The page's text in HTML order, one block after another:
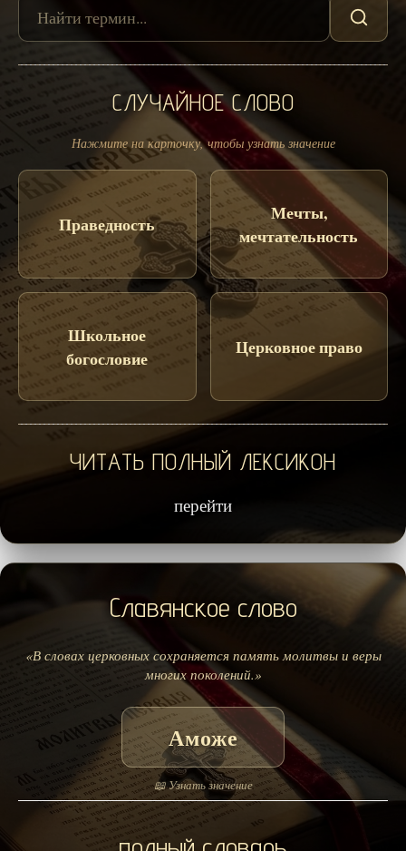
СЛУЧАЙНОЕ СЛОВО
Нажмите на карточку, чтобы узнать значение
Праведность
Мечты,
мечтательность
Школьное
богословие
Церковное право
ЧИТАТЬ ПОЛНЫЙ ЛЕКСИКОН
перейти
Славянское слово
«В словах церковных сохраняется память молитвы и веры
многих поколений.»
Аможе
📖 Узнать значение